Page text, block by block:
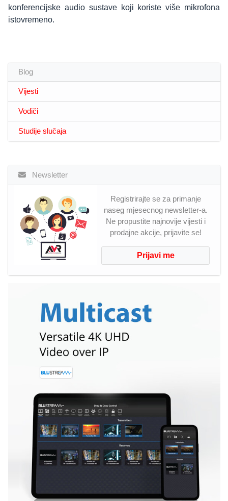
konferencijske audio sustave koji koriste više mikrofona
istovremeno.
Blog
Vijesti
Vodiči
Studije slučaja
Newsletter
Registrirajte se za primanje
naseg mjesecnog newsletter-a.
Ne propustite najnovije vijesti i
prodajne akcije, prijavite se!
Prijavi me